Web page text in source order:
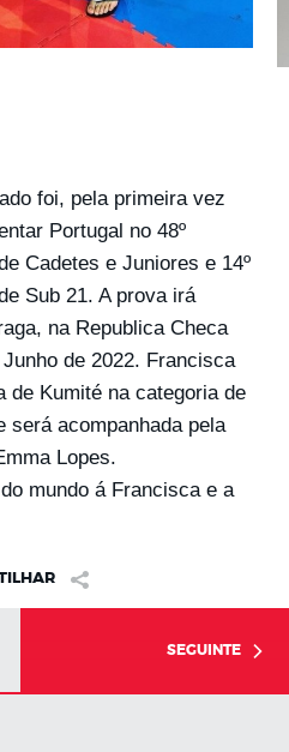
foi, pela primeira vez
Portugal no 48º
Cadetes e Juniores e 14º
Sub 21. A prova irá
na Republica Checa
de 2022. Francisca
de Kumité na categoria de
será acompanhada pela
Lopes.
mundo á Francisca e a
SEGUINTE